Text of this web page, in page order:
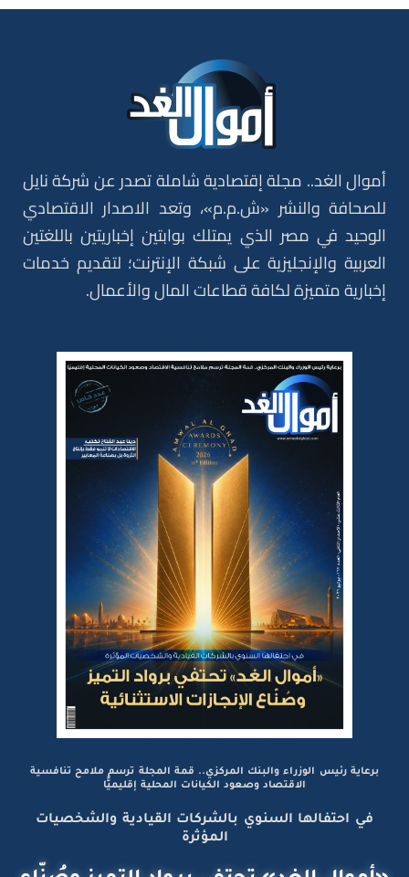
أموال الغد.. مجلة إقتصادية شاملة تصدر عن شركة نايل
للصحافة والنشر «ش.م.م»، وتعد الاصدار الاقتصادي
الوحيد في مصر الذي يمتلك بوابتين إخباريتين باللغتين
العربية والإنجليزية على شبكة الإنترنت؛ لتقديم خدمات
إخبارية متميزة لكافة قطاعات المال والأعمال.
برعاية رئيس الوزراء والبنك المركزي.. قمة المجلة ترسم ملامح تنافسية
الاقتصاد وصعود الكيانات المحلية إقليميًّا
في احتفالها السنوي بالشركات القيادية والشخصيات
المؤثرة